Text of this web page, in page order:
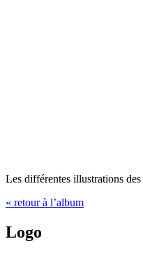
Les différentes illustrations
« retour à l’album
Logo